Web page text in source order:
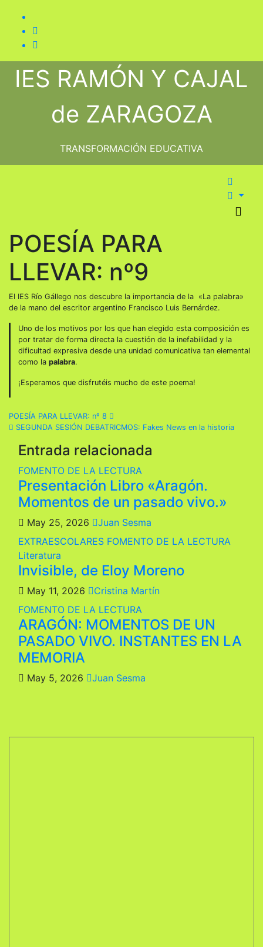
contenido
IES RAMÓN Y CAJAL
de ZARAGOZA
TRANSFORMACIÓN EDUCATIVA
POESÍA PARA
LLEVAR: nº9
El IES Río Gállego nos descubre la importancia de la «La palabra»
de la mano del escritor argentino Francisco Luis Bernárdez.
Uno de los motivos por los que han elegido esta composición es
por tratar de forma directa la cuestión de la inefabilidad y la
dificultad expresiva desde una unidad comunicativa tan elemental
como la palabra.
¡Esperamos que disfrutéis mucho de este poema!
Navegación
de
entradas
POESÍA PARA LLEVAR: nº 8
SEGUNDA SESIÓN DEBATRICMOS: Fakes News en la historia
Entrada relacionada
FOMENTO DE LA LECTURA
Presentación Libro «Aragón.
Momentos de un pasado vivo.»
May 25, 2026
Juan Sesma
EXTRAESCOLARES FOMENTO DE LA LECTURA
Literatura
Invisible, de Eloy Moreno
May 11, 2026
Cristina Martín
FOMENTO DE LA LECTURA
ARAGÓN: MOMENTOS DE UN
PASADO VIVO. INSTANTES EN LA
MEMORIA
May 5, 2026 Juan Sesma